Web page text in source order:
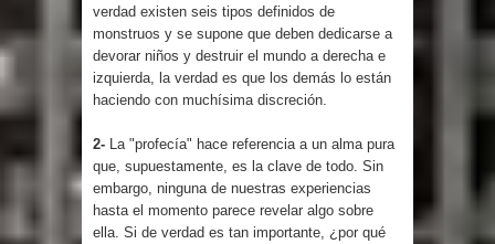
verdad existen seis tipos definidos de
monstruos y se supone que deben dedicarse a
devorar niños y destruir el mundo a derecha e
izquierda, la verdad es que los demás lo están
haciendo con muchísima discreción.
2- La "profecía" hace referencia a un alma pura
que, supuestamente, es la clave de todo. Sin
embargo, ninguna de nuestras experiencias
hasta el momento parece revelar algo sobre
ella. Si de verdad es tan importante, ¿por qué